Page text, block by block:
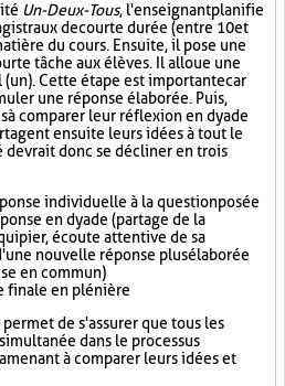
Un-Deux-Tous, l'enseignant planifie
de courte durée (entre 10 et
du cours. Ensuite, il pose une
tâche aux élèves. Il alloue une
Cette étape est importante car
une réponse élaborée. Puis,
à comparer leur réflexion en dyade
ensuite leurs idées à tout le
donc se décliner en trois
individuelle à la question posée
en dyade (partage de la
écoute attentive de sa
nouvelle réponse plus élaborée
en commun)
finale en plénière
de s'assurer que tous les
dans le processus
à comparer leurs idées et